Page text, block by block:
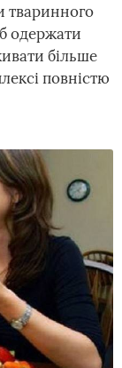
тваринного
одержати
більше
повністю